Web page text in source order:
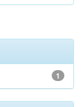
1